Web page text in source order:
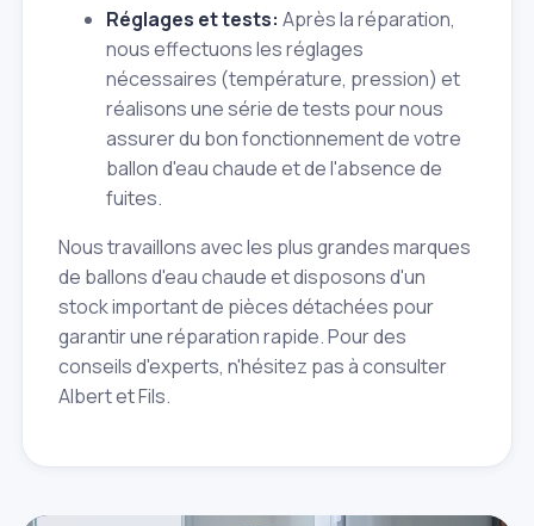
Réglages et tests: Après la réparation,
nous effectuons les réglages
nécessaires (température, pression) et
réalisons une série de tests pour nous
assurer du bon fonctionnement de votre
ballon d'eau chaude et de l'absence de
fuites.
Nous travaillons avec les plus grandes marques
de ballons d'eau chaude et disposons d'un
stock important de pièces détachées pour
garantir une réparation rapide. Pour des
conseils d'experts, n'hésitez pas à consulter
Albert et Fils.